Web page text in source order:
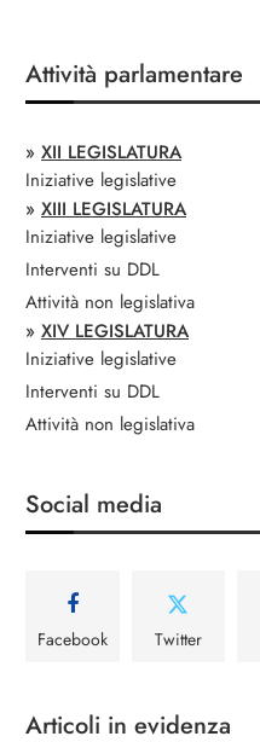
Attività parlamentare
» XII LEGISLATURA
Iniziative legislative
» XIII LEGISLATURA
Iniziative legislative
Interventi su DDL
Attività non legislativa
» XIV LEGISLATURA
Iniziative legislative
Interventi su DDL
Attività non legislativa
Social media
Facebook Twitter
Articoli in evidenza